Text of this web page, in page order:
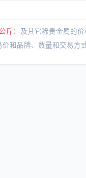
公斤）及其它稀贵金属的
价和品牌、数量和交易方